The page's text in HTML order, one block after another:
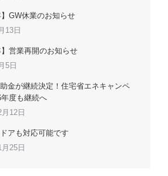
】GW休業のお知らせ
13日
】営業再開のお知らせ
5日
金が継続決定！住宅省エネキャンペ
度も継続へ
12日
アも対応可能です
25日